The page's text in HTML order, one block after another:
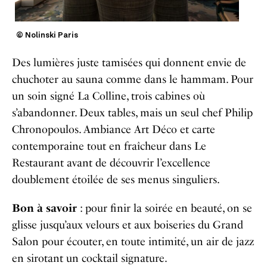
© Nolinski Paris
Des lumières juste tamisées qui donnent envie de
chuchoter au sauna comme dans le hammam. Pour
un soin signé La Colline, trois cabines où
s’abandonner. Deux tables, mais un seul chef Philip
Chronopoulos.Ambiance Art Déco et carte
contemporaine tout en fraîcheur dans Le
Restaurant avant de découvrir l’excellence
doublement étoilée de ses menus singuliers.
Bon à savoir : pour finir la soirée en beauté, on se
glisse jusqu’aux velours et aux boiseries du Grand
Salon pour écouter, en toute intimité, un air de jazz
en sirotant un cocktail signature.